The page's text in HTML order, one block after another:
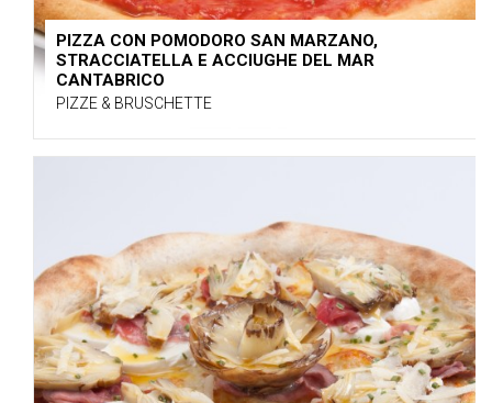
PIZZA CON POMODORO SAN MARZANO,
STRACCIATELLA E ACCIUGHE DEL MAR
CANTABRICO
PIZZE & BRUSCHETTE